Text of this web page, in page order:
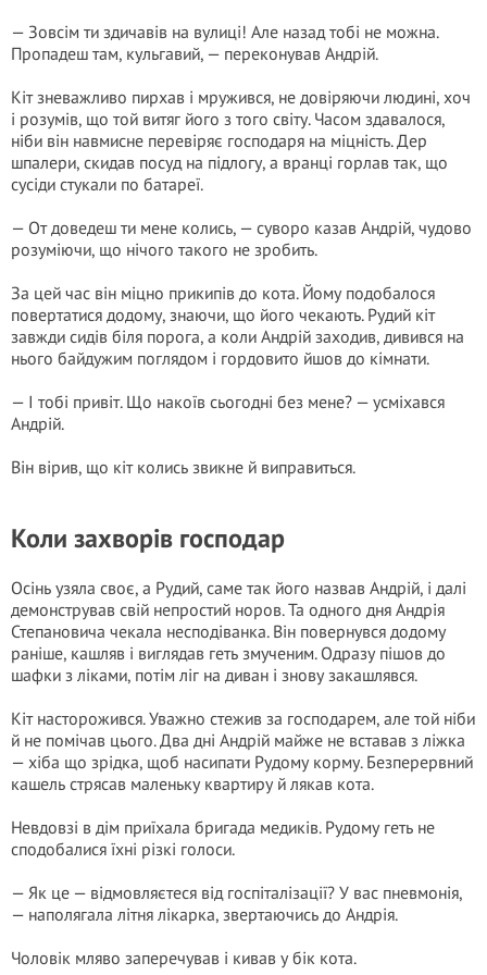
— Зовсім ти здичавів на вулиці! Але назад тобі не можна.
Пропадеш там, кульгавий, — переконував Андрій.
Кіт зневажливо пирхав і мружився, не довіряючи людині, хоч
і розумів, що той витяг його з того світу. Часом здавалося,
ніби він навмисне перевіряє господаря на міцність. Дер
шпалери, скидав посуд на підлогу, а вранці горлав так, що
сусіди стукали по батареї.
— От доведеш ти мене колись, — суворо казав Андрій, чудово
розуміючи, що нічого такого не зробить.
За цей час він міцно прикипів до кота. Йому подобалося
повертатися додому, знаючи, що його чекають. Рудий кіт
завжди сидів біля порога, а коли Андрій заходив, дивився на
нього байдужим поглядом і гордовито йшов до кімнати.
— І тобі привіт. Що накоїв сьогодні без мене? — усміхався
Андрій.
Він вірив, що кіт колись звикне й виправиться.
Коли захворів господар
Осінь узяла своє, а Рудий, саме так його назвав Андрій, і далі
демонстрував свій непростий норов. Та одного дня Андрія
Степановича чекала несподіванка. Він повернувся додому
раніше, кашляв і виглядав геть змученим. Одразу пішов до
шафки з ліками, потім ліг на диван і знову закашлявся.
Кіт насторожився. Уважно стежив за господарем, але той ніби
й не помічав цього. Два дні Андрій майже не вставав з ліжка
— хіба що зрідка, щоб насипати Рудому корму. Безперервний
кашель стрясав маленьку квартиру й лякав кота.
Невдовзі в дім приїхала бригада медиків. Рудому геть не
сподобалися їхні різкі голоси.
— Як це — відмовляєтеся від госпіталізації? У вас пневмонія,
— наполягала літня лікарка, звертаючись до Андрія.
Чоловік мляво заперечував і кивав у бік кота.